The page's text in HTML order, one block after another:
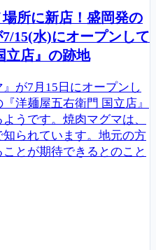
場所に新店！盛岡発の
15(水)にオープンして
立店』の跡地
が7月15日にオープンし
洋麺屋五右衛門 国立店』
うです。焼肉マグマは、
られています。地元の方
とが期待できるとのこと